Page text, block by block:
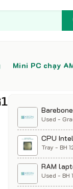
Mini PC chạy
Used -
CPU
Tray - BH
RAM
Used - BH